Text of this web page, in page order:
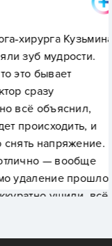
Кузьмина
мудрости.
бывает
объяснил,
и
напряжение.
— вообще
прошло
ушили, всё